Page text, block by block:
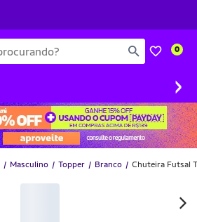
0
›
Masculino Topper Branco Chuteira Futsal
-31% OFF